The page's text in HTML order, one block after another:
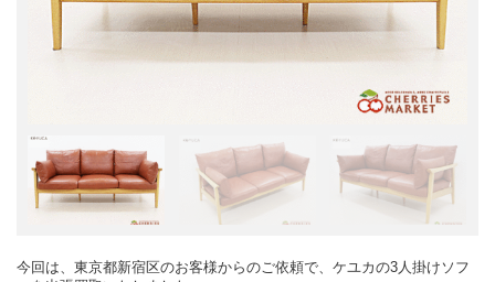
今回は、東京都新宿区のお客様からのご依頼で、ケユカの3人掛けソフ